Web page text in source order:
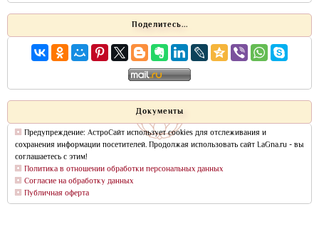
Поделитесь...
Документы
Предупреждение: АстроСайт использует cookies для отслеживания и
сохранения информации посетителей. Продолжая использовать сайт LaGna.ru - вы
соглашаетесь с этим!
Политика в отношении обработки персональных данных
Согласие на обработку данных
Публичная оферта